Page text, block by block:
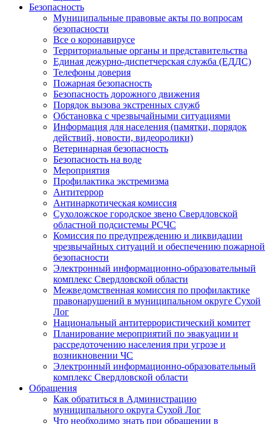
Безопасность
Муниципальные правовые акты по вопросам
безопасности
Все о коронавирусе
Территориальные органы и представительства
Единая дежурно-диспетчерская служба (ЕДДС)
Телефоны доверия
Пожарная безопасность
Безопасность дорожного движения
Порядок вызова экстренных служб
Обстановка с чрезвычайными ситуациями
Информация для населения (памятки, порядок
действий, новости, видеоролики)
Ветеринарная безопасность
Безопасность на воде
Мероприятия
Профилактика экстремизма
Антитеррор
Антинаркотическая комиссия
Сухоложское городское звено Свердловской
областной подсистемы РСЧС
Комиссия по предупреждению и ликвидации
чрезвычайных ситуаций и обеспечению пожарной
безопасности
Электронный информационно-образовательный
комплекс Cвердловской области
Межведомственная комиссия по профилактике
правонарушений в муниципальном округе Сухой
Лог
Национальный антитеррористический комитет
Планирование мероприятий по эвакуации и
рассредоточению населения при угрозе и
возникновении ЧС
Электронный информационно-образовательный
комплекс Свердловской области
Обращения
Как обратиться в Администрацию
муниципального округа Сухой Лог
Что необходимо знать при обращении в